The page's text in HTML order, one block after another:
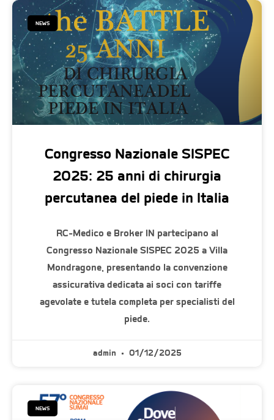
NEWS
Congresso Nazionale SISPEC
2025: 25 anni di chirurgia
percutanea del piede in Italia
RC-Medico e Broker IN partecipano al
Congresso Nazionale SISPEC 2025 a Villa
Mondragone, presentando la convenzione
assicurativa dedicata ai soci con tariffe
agevolate e tutela completa per specialisti del
piede.
admin 01/12/2025
NEWS